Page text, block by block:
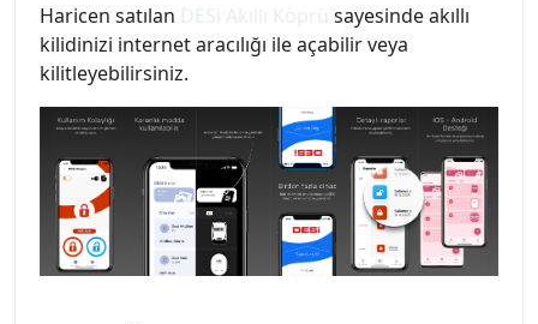
Haricen satılan
sayesinde akıllı
kilidinizi internet aracılığı ile açabilir veya
kilitleyebilirsiniz.